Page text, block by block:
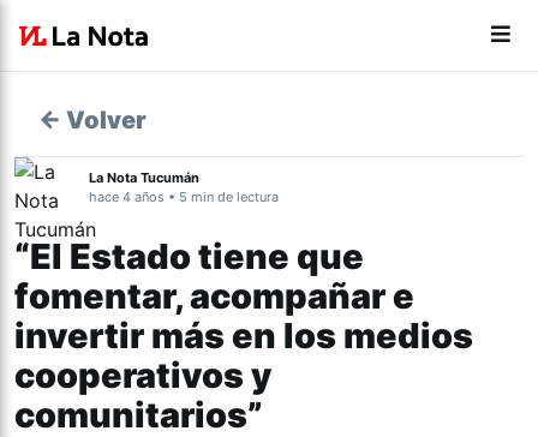
← Volver
La Nota Tucumán
hace 4 años • 5 min de lectura
“El Estado tiene que
fomentar, acompañar e
invertir más en los medios
cooperativos y
comunitarios”